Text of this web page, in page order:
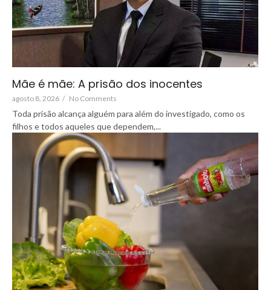
Mãe é mãe: A prisão dos inocentes
agosto 8, 2026 / No Comments
Toda prisão alcança alguém para além do investigado, como os
filhos e todos aqueles que dependem,...